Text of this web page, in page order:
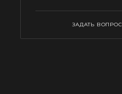
ЗАДАТЬ ВОПРОС